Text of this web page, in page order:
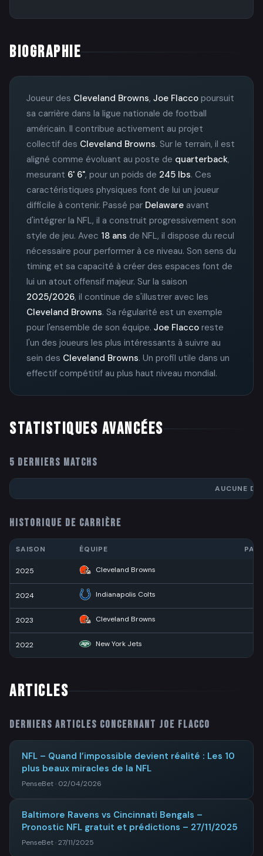
BIOGRAPHIE
Joueur des Cleveland Browns, Joe Flacco poursuit
sa carrière dans la ligue nationale de football
américain. Il contribue activement au projet
collectif des Cleveland Browns. Sur le terrain, il est
aligné comme évoluant au poste de quarterback,
mesurant 6' 6", pour un poids de 245 lbs. Ces
caractéristiques physiques font de lui un joueur
difficile à contenir. Passé par Delaware avant
d'intégrer la NFL, il a construit progressivement son
style de jeu. Avec 18 ans de NFL, il dispose du recul
nécessaire pour performer à ce niveau. Son sens du
timing et sa capacité à créer des espaces font de
lui un atout offensif majeur. Sur la saison
2025/2026, il continue de s'illustrer avec les
Cleveland Browns. Sa régularité est un exemple
pour l'ensemble de son équipe. Joe Flacco reste
l'un des joueurs les plus intéressants à suivre au
sein des Cleveland Browns. Un profil utile dans un
effectif compétitif au plus haut niveau mondial.
STATISTIQUES AVANCÉES
5 DERNIERS MATCHS
AUCUNE
HISTORIQUE DE CARRIÈRE
SAISON ÉQUIPE
2025 Cleveland Browns
2024 Indianapolis Colts
2023 Cleveland Browns
2022 New York Jets
ARTICLES
Derniers articles concernant Joe Flacco
NFL – Quand l’impossible devient réalité : Les 10
plus beaux miracles de la NFL
PenseBet · 02/04/2026
Baltimore Ravens vs Cincinnati Bengals –
Pronostic NFL gratuit et prédictions – 27/11/2025
PenseBet · 27/11/2025